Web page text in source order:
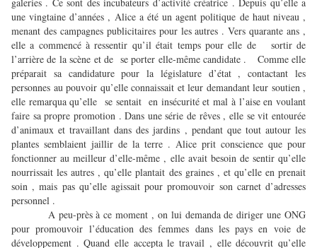
une vingtaine d’années , Alice a été un agent politique de haut niveau ,
menant des campagnes publicitaires pour les autres . Vers quarante ans ,
elle a commencé à ressentir qu’il était temps pour elle de sortir de
l’arrière de la scène et de se porter elle-même candidate . Comme elle
préparait sa candidature pour la législature d’état , contactant les
personnes au pouvoir qu’elle connaissait et leur demandant leur soutien ,
elle remarqua qu’elle se sentait en insécurité et mal à l’aise en voulant
faire sa propre promotion . Dans une série de rêves , elle se vit entourée
d’animaux et travaillant dans des jardins , pendant que tout autour les
plantes semblaient jaillir de la terre . Alice prit conscience que pour
fonctionner au meilleur d’elle-même , elle avait besoin de sentir qu’elle
nourrissait les autres , qu’elle plantait des graines , et qu’elle en prenait
soin , mais pas qu’elle agissait pour promouvoir son carnet d’adresses
personnel .
A peu-près à ce moment , on lui demanda de diriger une ONG
pour promouvoir l’éducation des femmes dans les pays en voie de
développement . Quand elle accepta le travail , elle découvrit qu’elle